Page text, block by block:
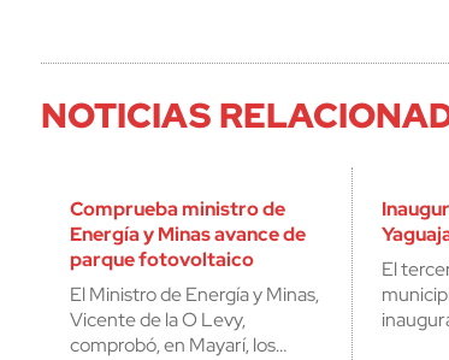
NOTICIAS
Comprueba ministro de
Energía y Minas avance de
parque fotovoltaico
El Ministro de Energía y Minas,
Vicente de la O Levy,
comprobó, en Mayarí, los…
El